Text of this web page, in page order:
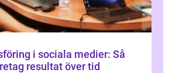
i sociala medier: Så
resultat över tid